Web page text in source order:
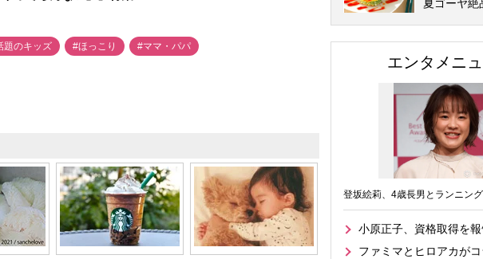
題のキッズ #ほっこり #ママ・パパ
夏ゴーヤ絶
エンタメニ
登坂絵莉、4歳長男とランニング
小原正子、資格取得を
ファミマとヒロアカが